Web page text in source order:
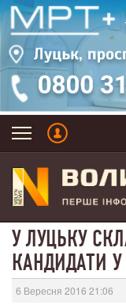
У ЛУЦЬКУ
КАНДИДАТИ У
6 Вересня 2016 21:06